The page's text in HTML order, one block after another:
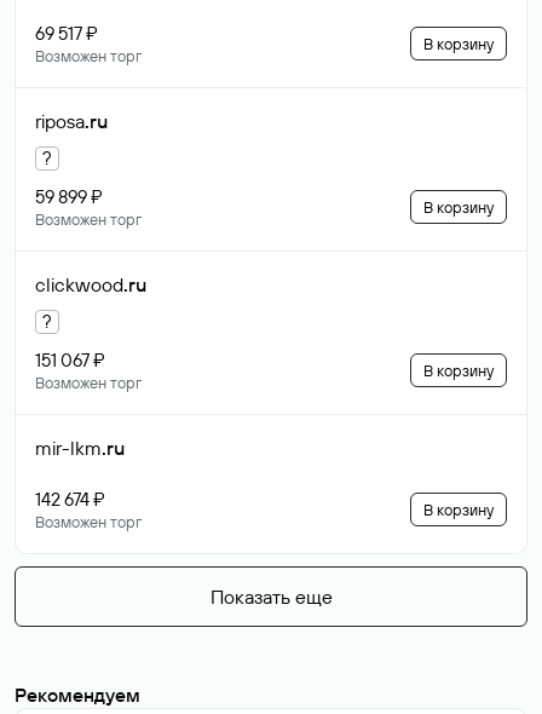
69 517 ₽
Возможен торг
В корзину
riposa.ru
?
59 899 ₽
Возможен торг
В корзину
clickwood.ru
?
151 067 ₽
Возможен торг
В корзину
mir-lkm.ru
142 674 ₽
Возможен торг
В корзину
Показать еще
Рекомендуем